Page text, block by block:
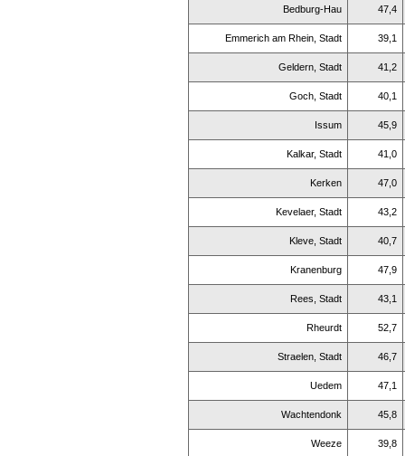
Bedburg-Hau 47,4
Emmerich am Rhein, Stadt 39,1
Geldern, Stadt 41,2
Goch, Stadt 40,1
Issum 45,9
Kalkar, Stadt 41,0
Kerken 47,0
Kevelaer, Stadt 43,2
Kleve, Stadt 40,7
Kranenburg 47,9
Rees, Stadt 43,1
Rheurdt 52,7
Straelen, Stadt 46,7
Uedem 47,1
Wachtendonk 45,8
Weeze 39,8